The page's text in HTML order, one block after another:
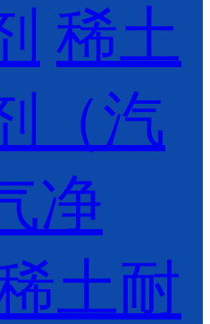
稀土
（汽
净
土耐